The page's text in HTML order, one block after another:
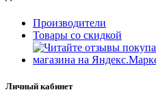
Производители
Товары со скидкой
Личный кабинет